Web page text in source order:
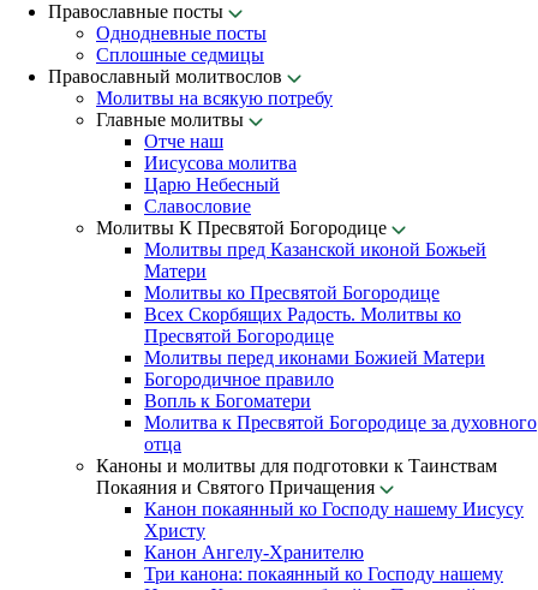
Православные посты
Однодневные посты
Сплошные седмицы
Православный молитвослов
Молитвы на всякую потребу
Главные молитвы
Отче наш
Иисусова молитва
Царю Небесный
Славословие
Молитвы К Пресвятой Богородице
Молитвы пред Казанской иконой Божьей
Матери
Молитвы ко Пресвятой Богородице
Всех Скорбящих Радость. Молитвы ко
Пресвятой Богородице
Молитвы перед иконами Божией Матери
Богородичное правило
Вопль к Богоматери
Молитва к Пресвятой Богородице за духовного
отца
Каноны и молитвы для подготовки к Таинствам
Покаяния и Святого Причащения
Канон покаянный ко Господу нашему Иисусу
Христу
Канон Ангелу-Хранителю
Три канона: покаянный ко Господу нашему